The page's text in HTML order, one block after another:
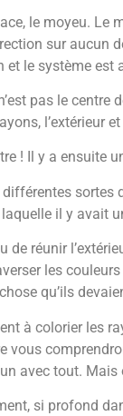
le moyeu.
sur
et le système est
pas le
l’extérieur
! Il y a ensuite
sortes
il y avait
de réunir
les
qu’ils
à colorier les
vous
avec tout. Mais
si profond